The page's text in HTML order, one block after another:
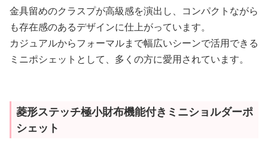
金具留めのクラスプが高級感を演出し、コンパクトながら
も存在感のあるデザインに仕上がっています。
カジュアルからフォーマルまで幅広いシーンで活用できる
ミニポシェットとして、多くの方に愛用されています。
菱形ステッチ極小財布機能付きミニショルダーポ
シェット